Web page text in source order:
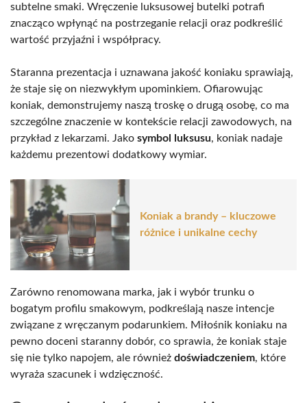
subtelne smaki. Wręczenie luksusowej butelki potrafi
znacząco wpłynąć na postrzeganie relacji oraz podkreślić
wartość przyjaźni i współpracy.
Staranna prezentacja i uznawana jakość koniaku sprawiają,
że staje się on niezwykłym upominkiem. Ofiarowując
koniak, demonstrujemy naszą troskę o drugą osobę, co ma
szczególne znaczenie w kontekście relacji zawodowych, na
przykład z lekarzami. Jako symbol luksusu, koniak nadaje
każdemu prezentowi dodatkowy wymiar.
Koniak a brandy – kluczowe
różnice i unikalne cechy
Zarówno renomowana marka, jak i wybór trunku o
bogatym profilu smakowym, podkreślają nasze intencje
związane z wręczanym podarunkiem. Miłośnik koniaku na
pewno doceni staranny dobór, co sprawia, że koniak staje
się nie tylko napojem, ale również doświadczeniem, które
wyraża szacunek i wdzięczność.